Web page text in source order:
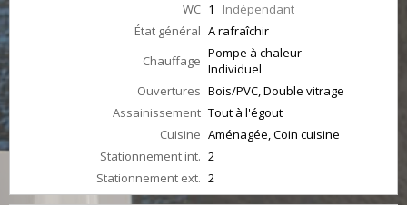
WC 1 Indépendant
État général A rafraîchir
Chauffage Pompe à chaleur
Individuel
Ouvertures Bois/PVC, Double vitrage
Assainissement Tout à l'égout
Cuisine Aménagée, Coin cuisine
Stationnement int. 2
Stationnement ext. 2